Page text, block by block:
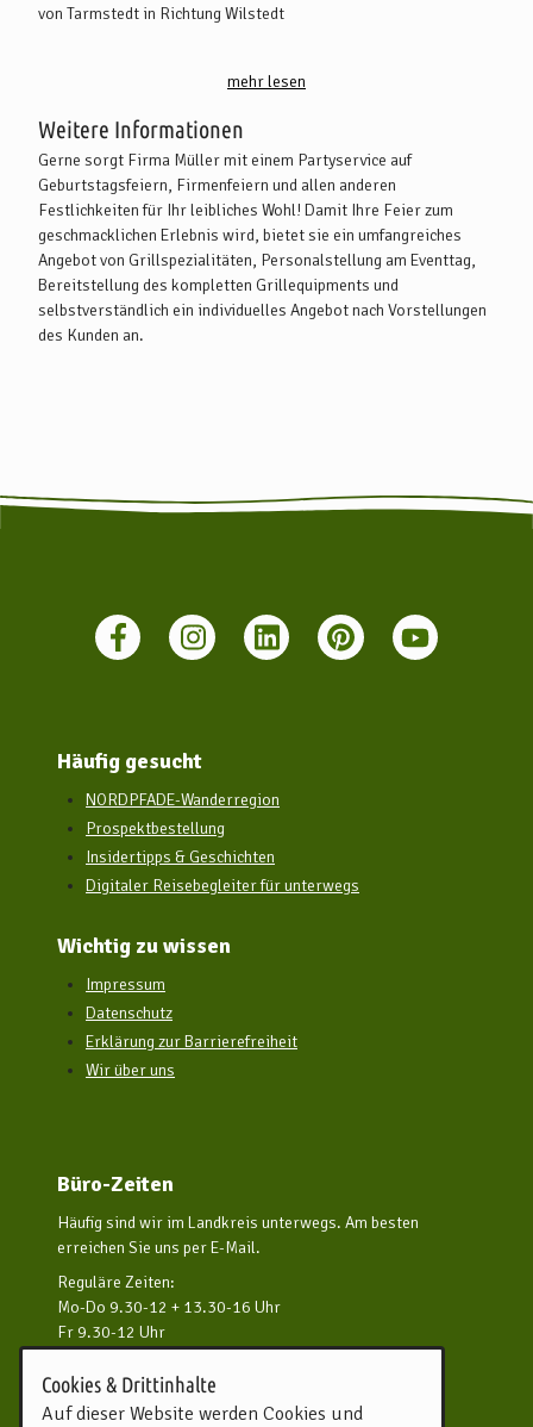
von Tarmstedt in Richtung Wilstedt
Den Ort Tarmstedt erreichen Sie von Bremen oder Hannover
Ausschilderung Richtung Zeven, auf der L133 bis Tarmstedt.
Aus Hamburg kommend nehmen Sie die A 1 (Abfahrt Elsdorf) und
folgen der Ausschilderung Richtung Zeven. Von Zeven fahren Sie
in Richtung Bremen auf der L133 bis Tarmstedt.
Mit öffentlichen Verkehrsmitteln:
Es gibt zahlreiche Busverbindungen, aus Bremen, Tostedt,
Bremervörde und Rotenburg (Wümme), die in die Samtgemeinde
mehr lesen
Weitere Informationen
Gerne sorgt Firma Müller mit einem Partyservice auf
Geburtstagsfeiern, Firmenfeiern und allen anderen
Festlichkeiten für Ihr leibliches Wohl! Damit Ihre Feier zum
geschmacklichen Erlebnis wird, bietet sie ein umfangreiches
Angebot von Grillspezialitäten, Personalstellung am Eventtag,
Bereitstellung des kompletten Grillequipments und
selbstverständlich ein individuelles Angebot nach Vorstellungen
des Kunden an.
Häufig gesucht
NORDPFADE-Wanderregion
Prospektbestellung
Insidertipps & Geschichten
Digitaler Reisebegleiter für unterwegs
Wichtig zu wissen
Impressum
Datenschutz
Erklärung zur Barrierefreiheit
Wir über uns
Büro-Zeiten
Häufig sind wir im Landkreis unterwegs. Am besten
erreichen Sie uns per E-Mail.
Reguläre Zeiten:
Mo-Do 9.30-12 + 13.30-16 Uhr
Fr 9.30-12 Uhr
Kontakt aufnehmen
Cookies & Drittinhalte
Auf dieser Website werden Cookies und